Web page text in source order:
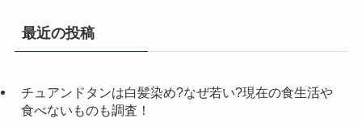
最近の投稿
チュアンドタンは白髪染め?なぜ若い?現在の食生活や
食べないものも調査！